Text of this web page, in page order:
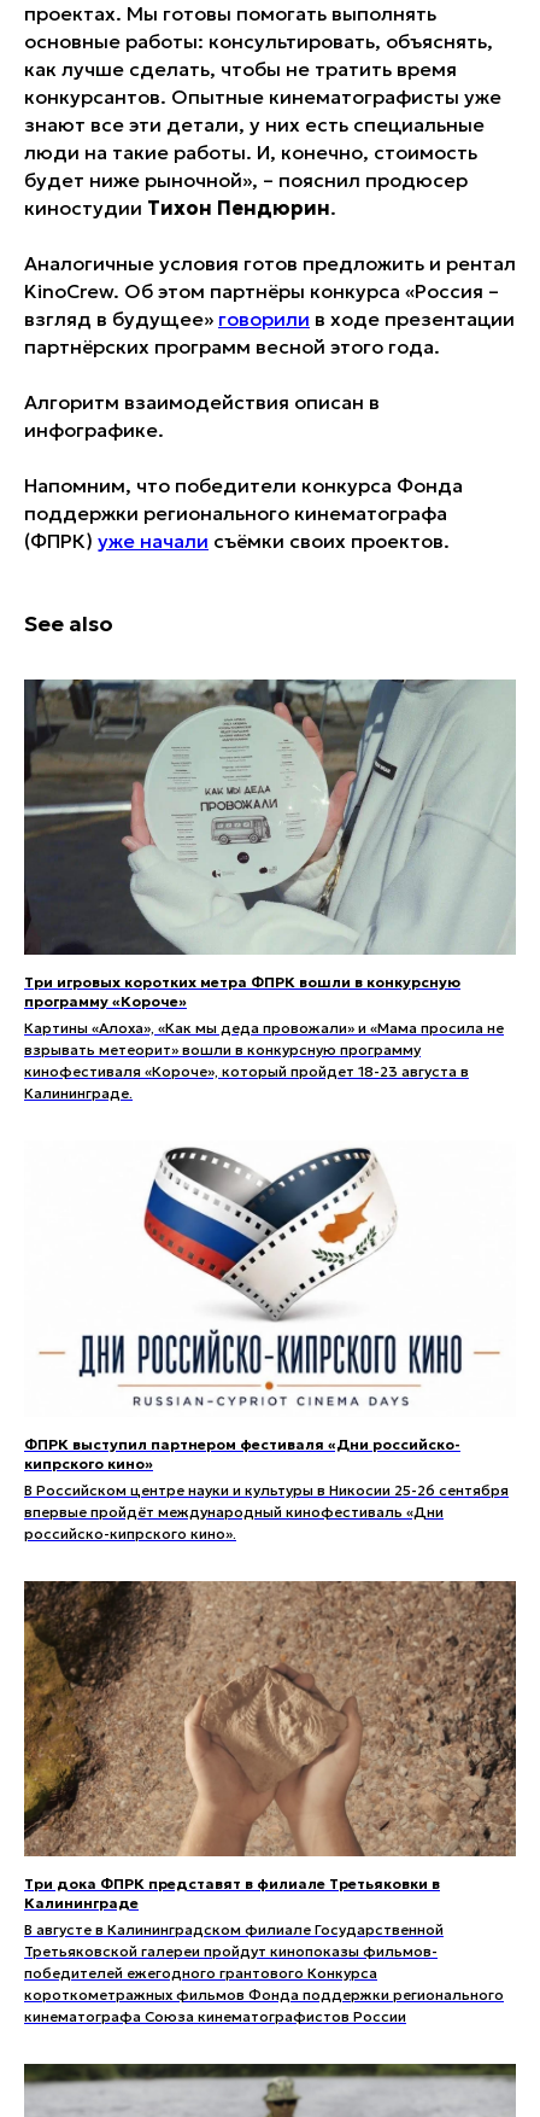
проектах. Мы готовы помогать выполнять
основные работы: консультировать, объяснять,
как лучше сделать, чтобы не тратить время
конкурсантов. Опытные кинематографисты уже
знают все эти детали, у них есть специальные
люди на такие работы. И, конечно, стоимость
будет ниже рыночной», – пояснил продюсер
киностудии Тихон Пендюрин.
Аналогичные условия готов предложить и рентал
KinoCrew. Об этом партнёры конкурса «Россия –
взгляд в будущее» говорили в ходе презентации
партнёрских программ весной этого года.
Алгоритм взаимодействия описан в
инфографике.
Напомним, что победители конкурса Фонда
поддержки регионального кинематографа
(ФПРК) уже начали съёмки своих проектов.
See also
Три игровых коротких метра ФПРК вошли в конкурсную
программу «Короче»
Картины «Алоха», «Как мы деда провожали» и «Мама просила не
взрывать метеорит» вошли в конкурсную программу
кинофестиваля «Короче», который пройдет 18-23 августа в
Калининграде.
ФПРК выступил партнером фестиваля «Дни российско-
кипрского кино»
В Российском центре науки и культуры в Никосии 25-26 сентября
впервые пройдёт международный кинофестиваль «Дни
российско-кипрского кино».
Три дока ФПРК представят в филиале Третьяковки в
Калининграде
В августе в Калининградском филиале Государственной
Третьяковской галереи пройдут кинопоказы фильмов-
победителей ежегодного грантового Конкурса
короткометражных фильмов Фонда поддержки регионального
кинематографа Союза кинематографистов России